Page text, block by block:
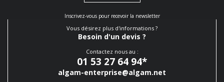
Inscrivez-vous pour recevoir la newsletter
Vous désirez plus d'informations ?
Besoin d'un devis ?
Contactez nous au :
01 53 27 64 94*
algam-enterprise@algam.net